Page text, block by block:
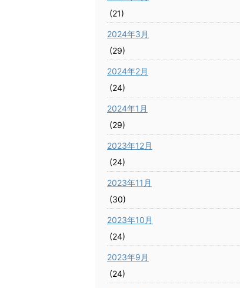
(21)
2024年3月
(29)
2024年2月
(24)
2024年1月
(29)
2023年12月
(24)
2023年11月
(30)
2023年10月
(24)
2023年9月
(24)